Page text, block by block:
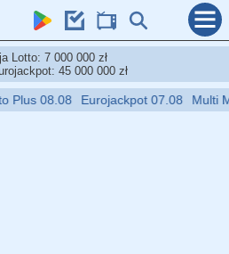
Lotto: 7 000 000 zł
45 000 000 zł
08.08 Eurojackpot 07.08 Multi